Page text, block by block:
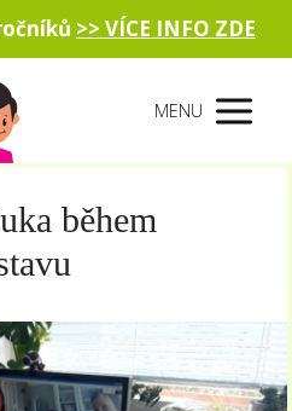
>> VÍCE INFO ZDE
MENU
během